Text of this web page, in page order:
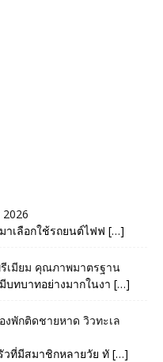
เลือกใช้รถยนต์ไฟฟ […]
รีเมียม คุณภาพมาตรฐาน
บทบาทอย่างมากในงา […]
พักติดชายหาด วิวทะเล
วที่มีสมาชิกหลายวัย ทั […]